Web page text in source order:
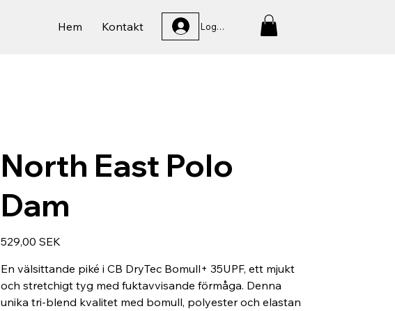
Hem Kontakt Logga In
North East Polo
Dam
Preis
529,00 SEK
En välsittande piké i CB DryTec Bomull+ 35UPF, ett mjukt
och stretchigt tyg med fuktavvisande förmåga. Denna
unika tri-blend kvalitet med bomull, polyester och elastan